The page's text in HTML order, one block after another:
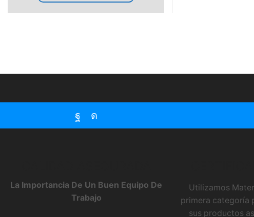
Facebook
Instagram
La Importancia De Un Buen Equipo De
Trabajo
Utilizamos
primera categoría
sus productos